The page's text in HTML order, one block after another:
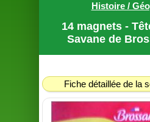
Histoire /
14 magnets -
Savane de
Fiche détaillée de la